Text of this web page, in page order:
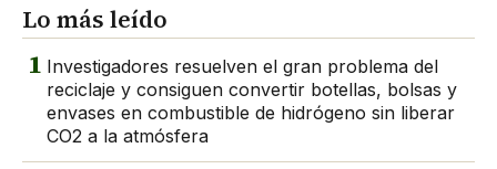
Lo más leído
1 Investigadores resuelven el gran problema del
reciclaje y consiguen convertir botellas, bolsas y
envases en combustible de hidrógeno sin liberar
CO2 a la atmósfera